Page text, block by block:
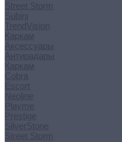
Street Storm
Subini
TrendVision
Каркам
Аксессуары
Антирадары
Каркам
Cobra
Escort
Neoline
Playme
Prestige
SilverStone
Street Storm